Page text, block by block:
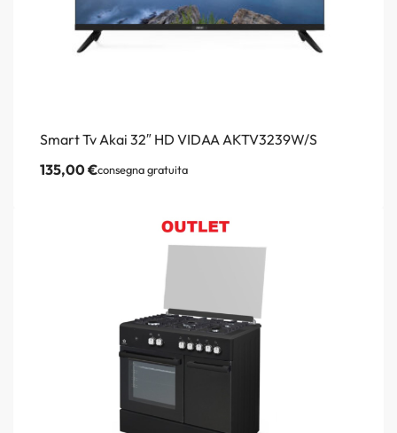
Smart Tv Akai 32″ HD VIDAA AKTV3239W/S
135,00€consegna gratuita